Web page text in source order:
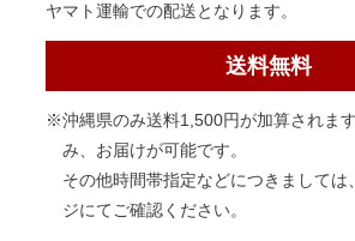
ヤマト運輸での配送となります。
送料無料
※沖縄県のみ送料1,500円が加算されま
み、お届けが可能です。
その他時間帯指定などにつきましては
ジにてご確認ください。